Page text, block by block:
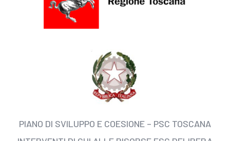
PIANO DI SVILUPPO E COESIONE – PSC TOSCANA